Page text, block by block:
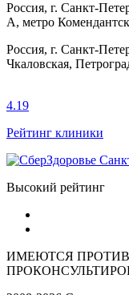
Россия, г. Санкт-
А, метро
Россия, г. Санкт-
Чкаловская,
4.19
Рейтинг клиники
Высокий рейтинг
ИМЕЮТСЯ